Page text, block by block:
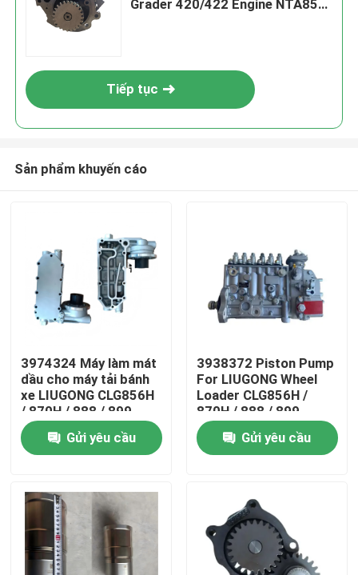
Các sản phẩm
Video
Grader 420/422 Engine NTA855
Tiếp tục
Sản phẩm khuyến cáo
3974324 Máy làm mát
dầu cho máy tải bánh
xe LIUGONG CLG856H
/ 870H / 888 / 899
Động cơ 6CT8.3 /
6CTA8.3 ISL9 / QSL9
Gửi yêu cầu
3938372 Piston Pump
For LIUGONG Wheel
Loader CLG856H /
870H / 888 / 899
Excavator 925D /
930D / 936D Engine
6D114 QSC8.3
Gửi yêu cầu